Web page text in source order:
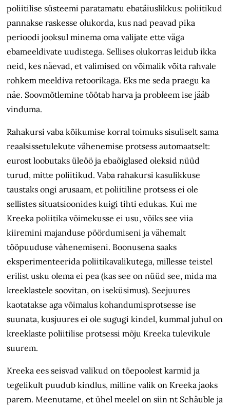
poliitilise süsteemi paratamatu ebatäiuslikkus: poliitikud
pannakse raskesse olukorda, kus nad peavad pika
perioodi jooksul minema oma valijate ette väga
ebameeldivate uudistega. Sellises olukorras leidub ikka
neid, kes näevad, et valimised on võimalik võita rahvale
rohkem meeldiva retoorikaga. Eks me seda praegu ka
näe. Soovmõtlemine töötab harva ja probleem ise jääb
vinduma.
Rahakursi vaba kõikumise korral toimuks sisuliselt sama
reaalsissetulekute vähenemise protsess automaatselt:
eurost loobutaks üleöö ja ebaõiglased oleksid nüüd
turud, mitte poliitikud. Vaba rahakursi kasulikkuse
taustaks ongi arusaam, et poliitiline protsess ei ole
sellistes situatsioonides kuigi tihti edukas. Kui me
Kreeka poliitika võimekusse ei usu, võiks see viia
kiiremini majanduse pöördumiseni ja vähemalt
tööpuuduse vähenemiseni. Boonusena saaks
eksperimenteerida poliitika­valikutega, millesse teistel
erilist usku olema ei pea (kas see on nüüd see, mida ma
kreeklastele soovitan, on iseküsimus). Seejuures
kaotatakse aga võimalus kohandumisprotsesse ise
suunata, kusjuures ei ole sugugi kindel, kummal juhul on
kreeklaste poliitilise protsessi mõju Kreeka tulevikule
suurem.
Kreeka ees seisvad valikud on tõepoolest karmid ja
tegelikult puudub kindlus, milline valik on Kreeka jaoks
parem. Meenutame, et ühel meelel on siin nt Schäuble ja